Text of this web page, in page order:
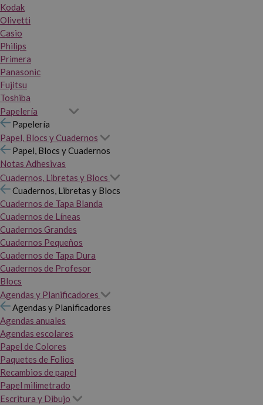
Kodak
Olivetti
Casio
Philips
Primera
Panasonic
Fujitsu
Toshiba
Papelería
Papelería
Papel, Blocs y Cuadernos
Papel, Blocs y Cuadernos
Notas Adhesivas
Cuadernos, Libretas y Blocs
Cuadernos, Libretas y Blocs
Cuadernos de Tapa Blanda
Cuadernos de Líneas
Cuadernos Grandes
Cuadernos Pequeños
Cuadernos de Tapa Dura
Cuadernos de Profesor
Blocs
Agendas y Planificadores
Agendas y Planificadores
Agendas anuales
Agendas escolares
Papel de Colores
Paquetes de Folios
Recambios de papel
Papel milimetrado
Escritura y Dibujo